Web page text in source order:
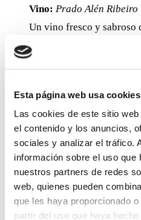
Esta página web usa cookies
Las cookies de este sitio
el contenido y los anuncios,
sociales y analizar el tráfico.
información sobre el uso que
nuestros partners de redes
web, quienes pueden
que les haya proporcionado
partir del uso que haya
Vino: Prado Alén Ribeiro
Un vino fresco y sabroso
bacalao.
«Duelos y Quebrantos»
cordero, torreznos
Un plato tradicional del
rural del Siglo de Oro.
Vino:Laya de Bodegas
Un tinto con notas
los sabores intensos del
Lomo de Ciervo con